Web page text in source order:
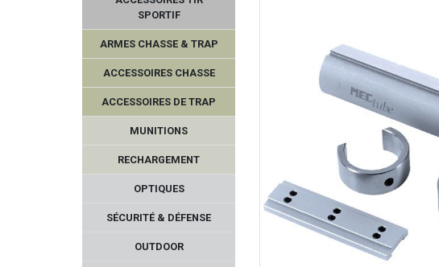
SPORTIF
ARMES CHASSE & TRAP
ACCESSOIRES CHASSE
ACCESSOIRES DE TRAP
MUNITIONS
RECHARGEMENT
OPTIQUES
SÉCURITÉ & DÉFENSE
OUTDOOR